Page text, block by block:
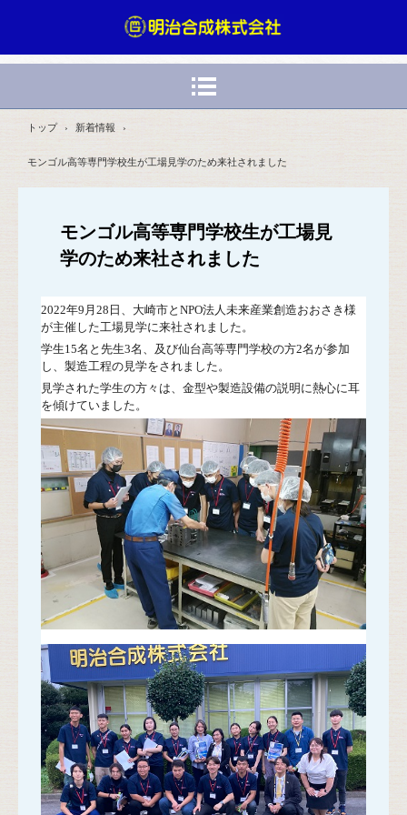
トップ › 新着情報 ›
モンゴル高等専門学校生が工場見学のため来社されました
モンゴル高等専門学校生が工場見
学のため来社されました
2022年9月28日、大崎市とNPO法人未来産業創造おおさき様
が主催した工場見学に来社されました。
学生15名と先生3名、及び仙台高等専門学校の方2名が参加
し、製造工程の見学をされました。
見学された学生の方々は、金型や製造設備の説明に熱心に耳
を傾けていました。